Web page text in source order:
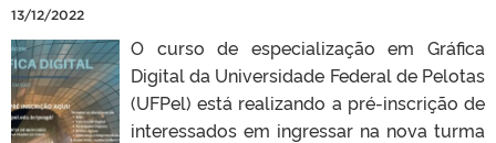
13/12/2022
O curso de especialização em Gráfica
Digital da Universidade Federal de Pelotas
(UFPel) está realizando a pré-inscrição de
interessados em ingressar na nova turma